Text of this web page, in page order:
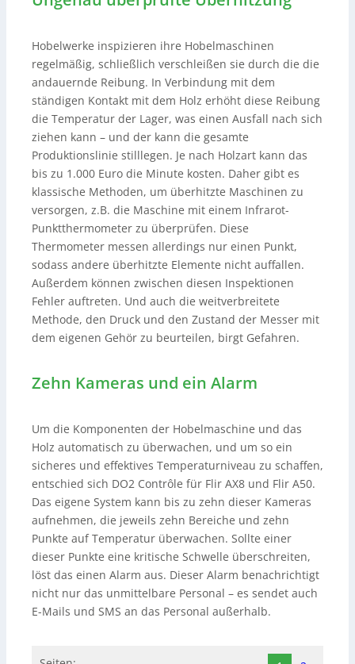
Hobelwerke inspizieren ihre Hobelmaschinen
regelmäßig, schließlich verschleißen sie durch die die
andauernde Reibung. In Verbindung mit dem
ständigen Kontakt mit dem Holz erhöht diese Reibung
die Temperatur der Lager, was einen Ausfall nach sich
ziehen kann – und der kann die gesamte
Produktionslinie stilllegen. Je nach Holzart kann das
bis zu 1.000 Euro die Minute kosten. Daher gibt es
klassische Methoden, um überhitzte Maschinen zu
versorgen, z.B. die Maschine mit einem Infrarot-
Punktthermometer zu überprüfen. Diese
Thermometer messen allerdings nur einen Punkt,
sodass andere überhitzte Elemente nicht auffallen.
Außerdem können zwischen diesen Inspektionen
Fehler auftreten. Und auch die weitverbreitete
Methode, den Druck und den Zustand der Messer mit
dem eigenen Gehör zu beurteilen, birgt Gefahren.
Zehn Kameras und ein Alarm
Um die Komponenten der Hobelmaschine und das
Holz automatisch zu überwachen, und um so ein
sicheres und effektives Temperaturniveau zu schaffen,
entschied sich DO2 Contrôle für Flir AX8 und Flir A50.
Das eigene System kann bis zu zehn dieser Kameras
aufnehmen, die jeweils zehn Bereiche und zehn
Punkte auf Temperatur überwachen. Sollte einer
dieser Punkte eine kritische Schwelle überschreiten,
löst das einen Alarm aus. Dieser Alarm benachrichtigt
nicht nur das unmittelbare Personal – es sendet auch
E-Mails und SMS an das Personal außerhalb.